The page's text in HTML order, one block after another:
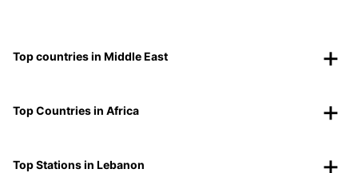
Top countries in Middle East
Top Countries in Africa
Top Stations in Lebanon